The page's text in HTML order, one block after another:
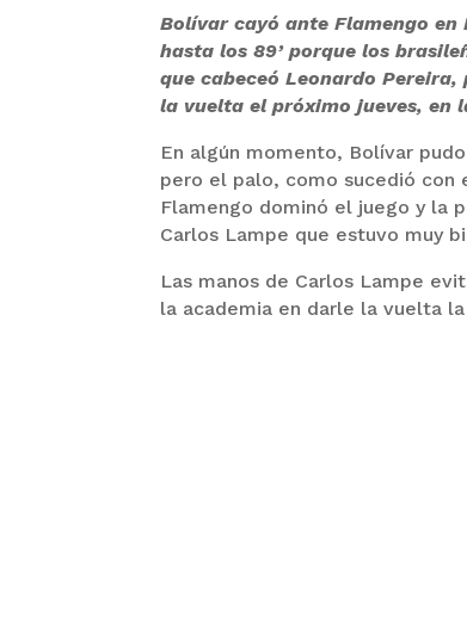
Bolívar cayó ante Flamengo en
hasta los 89’ porque los
que cabeceó Leonardo
la vuelta el próximo jueves, en
En algún momento, Bolívar
pero el palo, como sucedió con
Flamengo dominó el juego y la
Carlos Lampe que estuvo muy
Las manos de Carlos Lampe
la academia en darle la vuelta